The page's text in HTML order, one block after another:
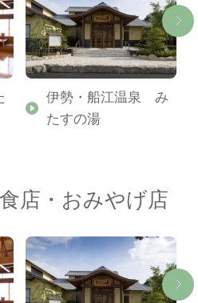
伊勢・船江温泉 み
たすの湯
店・おみやげ店